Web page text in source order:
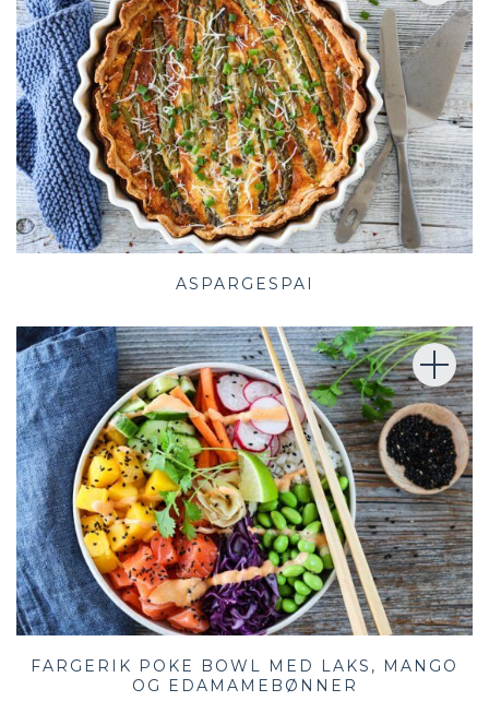
ASPARGESPAI
FARGERIK POKE BOWL MED LAKS, MANGO
OG EDAMAMEBØNNER